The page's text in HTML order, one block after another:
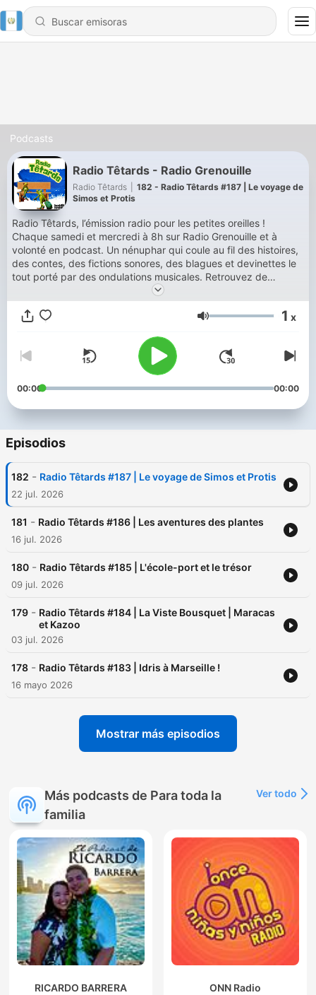
Podcasts
Radio Têtards - Radio Grenouille
Radio Têtards
182 - Radio Têtards #187 | Le voyage de
Simos et Protis
Radio Têtards, l’émission radio pour les petites oreilles !
Chaque samedi et mercredi à 8h sur Radio Grenouille et à
volonté en podcast. Un nénuphar qui coule au fil des histoires,
des contes, des fictions sonores, des blagues et devinettes le
tout porté par des ondulations musicales. Retrouvez de
et Lou avec leur papa Mario ! Des histoires, des contes, des
fictions sonores, des blagues et devinettes, le tout porté par
Volumen 1 x
00:00 00:00
Episodios
182 - Radio Têtards #187 | Le voyage de Simos et Protis
22 jul. 2026
181 - Radio Têtards #186 | Les aventures des plantes
16 jul. 2026
180 - Radio Têtards #185 | L'école-port et le trésor
09 jul. 2026
179 - Radio Têtards #184 | La Viste Bousquet | Maracas
et Kazoo
03 jul. 2026
178 - Radio Têtards #183 | Idris à Marseille !
16 mayo 2026
Mostrar más episodios
Más podcasts de Para toda la
familia
Ver todo
RICARDO BARRERA ONN Radio